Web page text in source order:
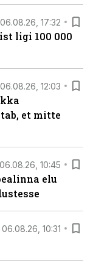
06.08.26, 17:32
ligi 100 000
06.08.26, 12:03
et mitte
06.08.26, 10:45
elu
06.08.26, 10:31